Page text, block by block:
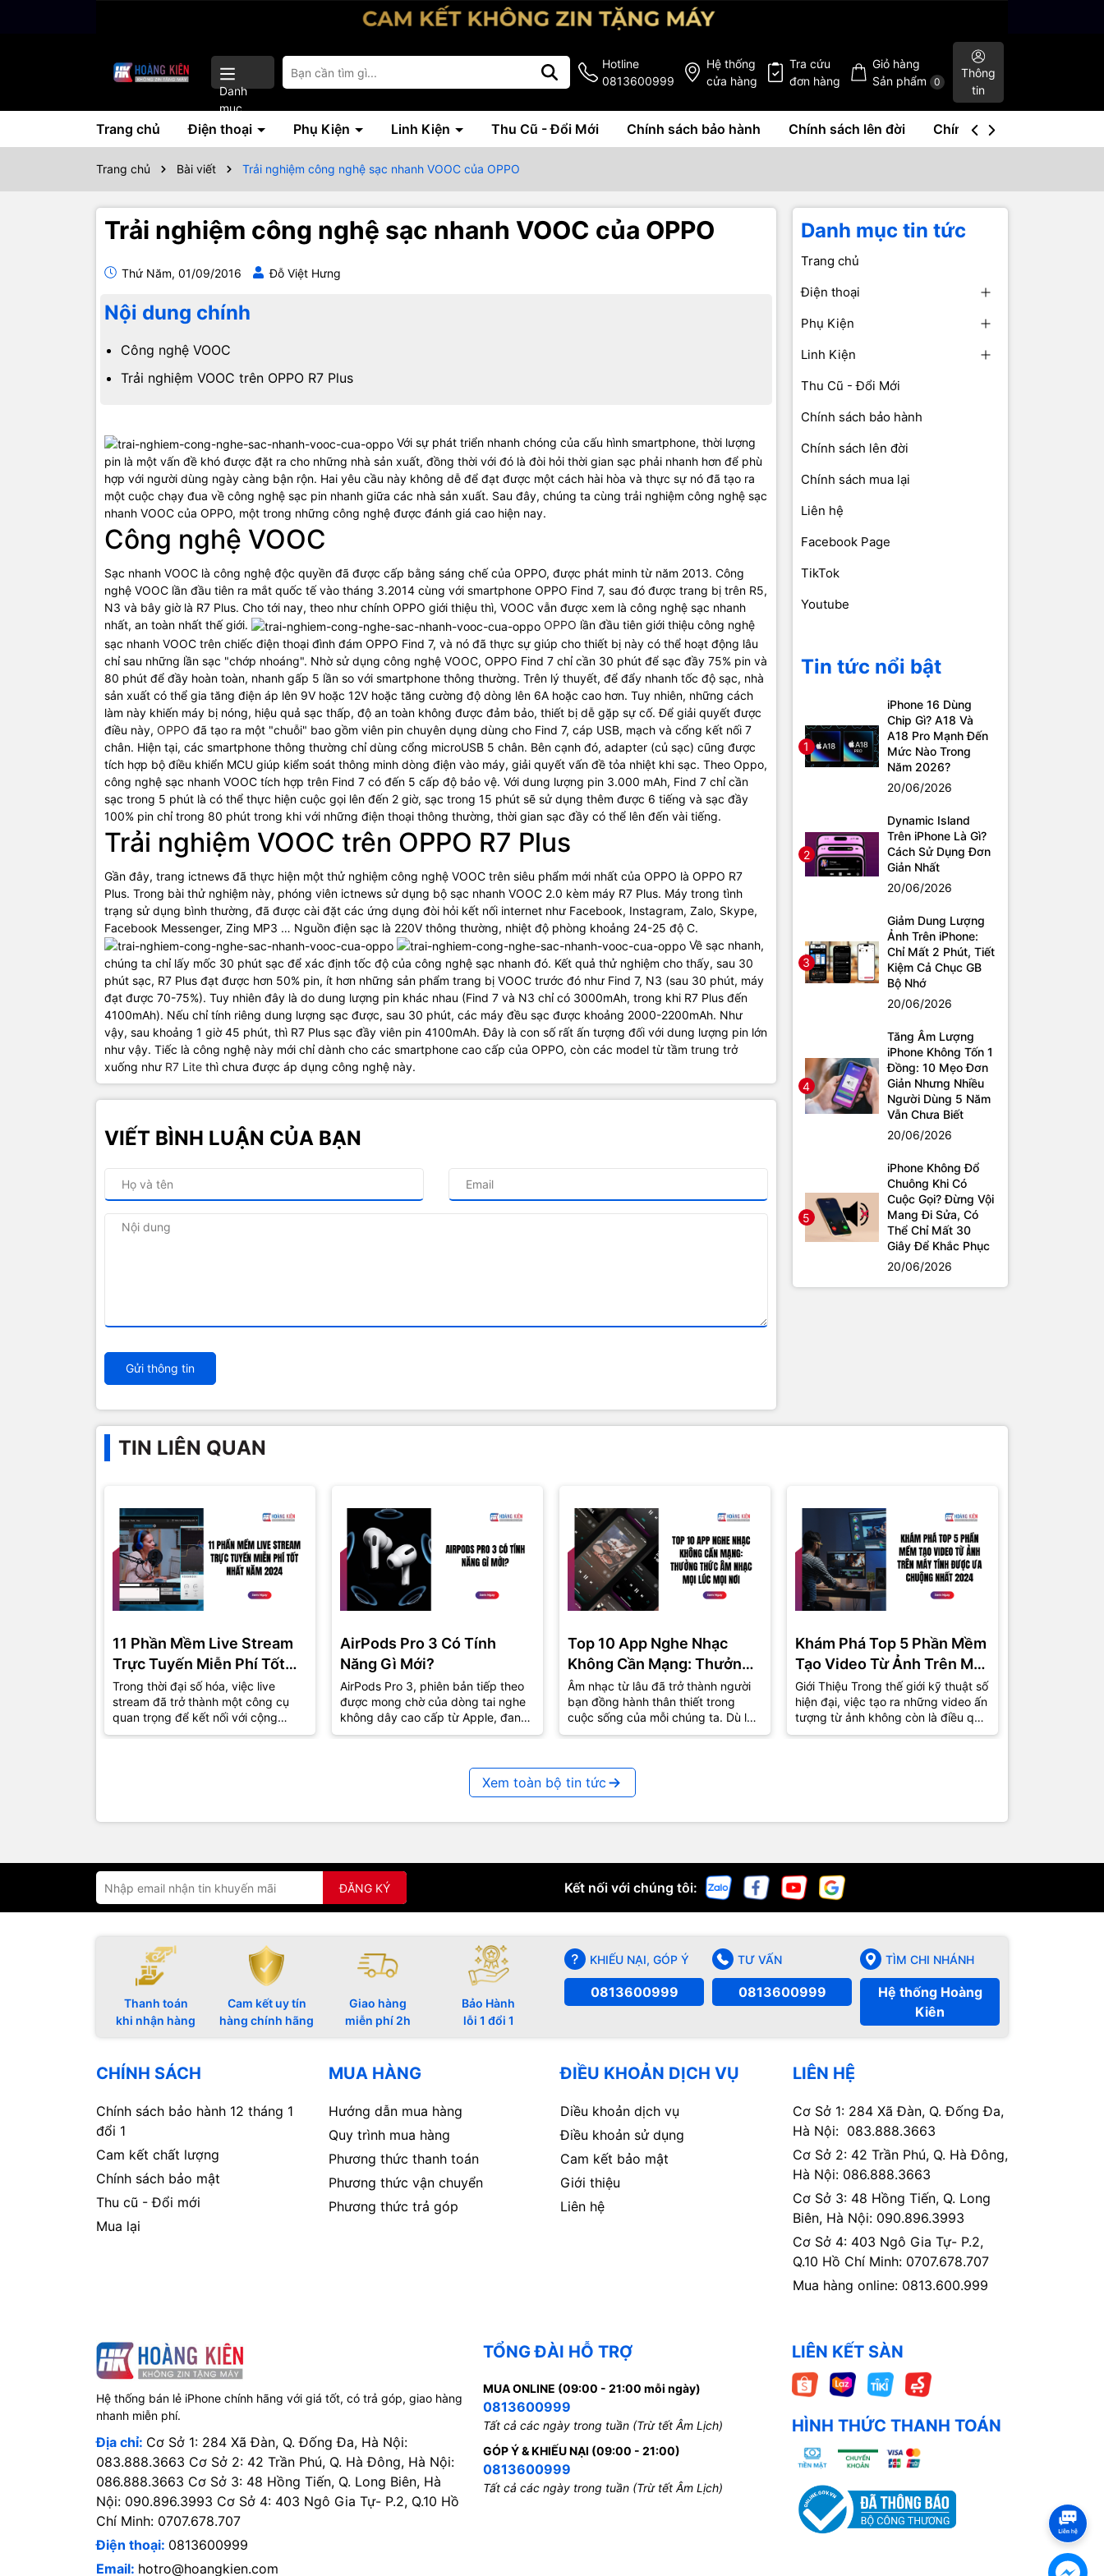
Danh
mục
Hotline
0813600999
Hệ thống
cửa hàng
Tra cứu
đơn hàng
Giỏ hàng
Sản phẩm
0
Thông
tin
Trang chủ Điện thoại Phụ Kiện Linh Kiện Thu Cũ - Đổi Mới Chính sách bảo hành Chính sách lên đời Chính sách mua lại
Trang chủ Bài viết Trải nghiệm công nghệ sạc nhanh VOOC của OPPO
Trải nghiệm công nghệ sạc nhanh VOOC của OPPO
Thứ Năm, 01/09/2016 Đỗ Việt Hưng
Nội dung chính
Công nghệ VOOC
Trải nghiệm VOOC trên OPPO R7 Plus
Với sự phát triển nhanh chóng của cấu hình smartphone, thời lượng
pin là một vấn đề khó được đặt ra cho những nhà sản xuất, đồng thời với đó là đòi hỏi thời gian sạc phải nhanh hơn để phù
hợp với người dùng ngày càng bận rộn. Hai yêu cầu này không dễ để đạt được một cách hài hòa và thực sự nó đã tạo ra
một cuộc chạy đua về công nghệ sạc pin nhanh giữa các nhà sản xuất. Sau đây, chúng ta cùng trải nghiệm công nghệ sạc
nhanh VOOC của OPPO, một trong những công nghệ được đánh giá cao hiện nay.
Công nghệ VOOC
Sạc nhanh VOOC là công nghệ độc quyền đã được cấp bằng sáng chế của OPPO, được phát minh từ năm 2013. Công
nghệ VOOC lần đầu tiên ra mắt quốc tế vào tháng 3.2014 cùng với smartphone OPPO Find 7, sau đó được trang bị trên R5,
N3 và bây giờ là R7 Plus. Cho tới nay, theo như chính OPPO giới thiệu thì, VOOC vẫn được xem là công nghệ sạc nhanh
nhất, an toàn nhất thế giới.
OPPO lần đầu tiên giới thiệu công nghệ
sạc nhanh VOOC trên chiếc điện thoại đình đám OPPO Find 7, và nó đã thực sự giúp cho thiết bị này có thể hoạt động lâu
chỉ sau những lần sạc "chớp nhoáng". Nhờ sử dụng công nghệ VOOC, OPPO Find 7 chỉ cần 30 phút để sạc đầy 75% pin và
80 phút để đầy hoàn toàn, nhanh gấp 5 lần so với smartphone thông thường. Trên lý thuyết, để đẩy nhanh tốc độ sạc, nhà
sản xuất có thể gia tăng điện áp lên 9V hoặc 12V hoặc tăng cường độ dòng lên 6A hoặc cao hơn. Tuy nhiên, những cách
làm này khiến máy bị nóng, hiệu quả sạc thấp, độ an toàn không được đảm bảo, thiết bị dễ gặp sự cố. Để giải quyết được
điều này, OPPO đã tạo ra một "chuỗi" bao gồm viên pin chuyên dụng dùng cho Find 7, cáp USB, mạch và cổng kết nối 7
chân. Hiện tại, các smartphone thông thường chỉ dùng cổng microUSB 5 chân. Bên cạnh đó, adapter (củ sạc) cũng được
tích hợp bộ điều khiển MCU giúp kiểm soát thông minh dòng điện vào máy, giải quyết vấn đề tỏa nhiệt khi sạc. Theo Oppo,
công nghệ sạc nhanh VOOC tích hợp trên Find 7 có đến 5 cấp độ bảo vệ. Với dung lượng pin 3.000 mAh, Find 7 chỉ cần
sạc trong 5 phút là có thể thực hiện cuộc gọi lên đến 2 giờ, sạc trong 15 phút sẽ sử dụng thêm được 6 tiếng và sạc đầy
100% pin chỉ trong 80 phút trong khi với những điện thoại thông thường, thời gian sạc đầy có thể lên đến vài tiếng.
Trải nghiệm VOOC trên OPPO R7 Plus
Gần đây, trang ictnews đã thực hiện một thử nghiệm công nghệ VOOC trên siêu phẩm mới nhất của OPPO là OPPO R7
Plus. Trong bài thử nghiệm này, phóng viên ictnews sử dụng bộ sạc nhanh VOOC 2.0 kèm máy R7 Plus. Máy trong tình
trạng sử dụng bình thường, đã được cài đặt các ứng dụng đòi hỏi kết nối internet như Facebook, Instagram, Zalo, Skype,
Facebook Messenger, Zing MP3 … Nguồn điện sạc là 220V thông thường, nhiệt độ phòng khoảng 24-25 độ C.
Về sạc nhanh,
chúng ta chỉ lấy mốc 30 phút sạc để xác định tốc độ của công nghệ sạc nhanh đó. Kết quả thử nghiệm cho thấy, sau 30
phút sạc, R7 Plus đạt được hơn 50% pin, ít hơn những sản phẩm trang bị VOOC trước đó như Find 7, N3 (sau 30 phút, máy
đạt được 70-75%). Tuy nhiên đây là do dung lượng pin khác nhau (Find 7 và N3 chỉ có 3000mAh, trong khi R7 Plus đến
4100mAh). Nếu chỉ tính riêng dung lượng sạc được, sau 30 phút, các máy đều sạc được khoảng 2000-2200mAh. Như
vậy, sau khoảng 1 giờ 45 phút, thì R7 Plus sạc đầy viên pin 4100mAh. Đây là con số rất ấn tượng đối với dung lượng pin lớn
như vậy. Tiếc là công nghệ này mới chỉ dành cho các smartphone cao cấp của OPPO, còn các model từ tầm trung trở
xuống như R7 Lite thì chưa được áp dụng công nghệ này.
VIẾT BÌNH LUẬN CỦA BẠN
Gửi thông tin
Danh mục tin tức
Trang chủ
Điện thoại
Phụ Kiện
Linh Kiện
Thu Cũ - Đổi Mới
Chính sách bảo hành
Chính sách lên đời
Chính sách mua lại
Liên hệ
Facebook Page
TikTok
Youtube
Tin tức nổi bật
1
iPhone 16 Dùng
Chip Gì? A18 Và
A18 Pro Mạnh Đến
Mức Nào Trong
Năm 2026?
20/06/2026
2
Dynamic Island
Trên iPhone Là Gì?
Cách Sử Dụng Đơn
Giản Nhất
20/06/2026
3
Giảm Dung Lượng
Ảnh Trên iPhone:
Chỉ Mất 2 Phút, Tiết
Kiệm Cả Chục GB
Bộ Nhớ
20/06/2026
4
Tăng Âm Lượng
iPhone Không Tốn 1
Đồng: 10 Mẹo Đơn
Giản Nhưng Nhiều
Người Dùng 5 Năm
Vẫn Chưa Biết
20/06/2026
5
iPhone Không Đổ
Chuông Khi Có
Cuộc Gọi? Đừng Vội
Mang Đi Sửa, Có
Thể Chỉ Mất 30
Giây Để Khắc Phục
20/06/2026
TIN LIÊN QUAN
11 Phần Mềm Live Stream
Trực Tuyến Miễn Phí Tốt
Nhất Năm 2024
Trong thời đại số hóa, việc live
stream đã trở thành một công cụ
quan trọng để kết nối với cộng
đồng và khán giả. Dù bạn là một
AirPods Pro 3 Có Tính
Năng Gì Mới?
AirPods Pro 3, phiên bản tiếp theo
được mong chờ của dòng tai nghe
không dây cao cấp từ Apple, đang
thu hút sự quan tâm lớn từ cộng
Top 10 App Nghe Nhạc
Không Cần Mạng: Thưởng
Thức Âm Nhạc Mọi Nơi
Âm nhạc từ lâu đã trở thành người
bạn đồng hành thân thiết trong
cuộc sống của mỗi chúng ta. Dù là
lúc vui hay buồn, âm nhạc luôn
Khám Phá Top 5 Phần Mềm
Tạo Video Từ Ảnh Trên Máy
Tính Được Ưa Chuộng Nhất
2024
Giới Thiệu Trong thế giới kỹ thuật số
hiện đại, việc tạo ra những video ấn
tượng từ ảnh không còn là điều quá
xa lạ. Từ những bức ảnh kỷ...
Xem toàn bộ tin tức
ĐĂNG KÝ Kết nối với chúng tôi:
Thanh toán
khi nhận hàng
Cam kết uy tín
hàng chính hãng
Giao hàng
miễn phí 2h
Bảo Hành
lỗi 1 đổi 1
KHIẾU NẠI, GÓP Ý
0813600999
TƯ VẤN
0813600999
TÌM CHI NHÁNH
Hệ thống Hoàng
Kiên
CHÍNH SÁCH
Chính sách bảo hành 12 tháng 1
đổi 1
Cam kết chất lượng
Chính sách bảo mật
Thu cũ - Đổi mới
Mua lại
MUA HÀNG
Hướng dẫn mua hàng
Quy trình mua hàng
Phương thức thanh toán
Phương thức vận chuyển
Phương thức trả góp
ĐIỀU KHOẢN DỊCH VỤ
Diều khoản dịch vụ
Điều khoản sử dụng
Cam kết bảo mật
Giới thiệu
Liên hệ
LIÊN HỆ
Cơ Sở 1: 284 Xã Đàn, Q. Đống Đa,
Hà Nội: 083.888.3663
Cơ Sở 2: 42 Trần Phú, Q. Hà Đông,
Hà Nội: 086.888.3663
Cơ Sở 3: 48 Hồng Tiến, Q. Long
Biên, Hà Nội: 090.896.3993
Cơ Sở 4: 403 Ngô Gia Tự- P.2,
Q.10 Hồ Chí Minh: 0707.678.707
Mua hàng online: 0813.600.999
Hệ thống bán lẻ iPhone chính hãng với giá tốt, có trả góp, giao hàng
nhanh miễn phí.
Địa chỉ: Cơ Sở 1: 284 Xã Đàn, Q. Đống Đa, Hà Nội:
083.888.3663 Cơ Sở 2: 42 Trần Phú, Q. Hà Đông, Hà Nội:
086.888.3663 Cơ Sở 3: 48 Hồng Tiến, Q. Long Biên, Hà
Nội: 090.896.3993 Cơ Sở 4: 403 Ngô Gia Tự- P.2, Q.10 Hồ
Chí Minh: 0707.678.707
Điện thoại: 0813600999
Email: hotro@hoangkien.com
TỔNG ĐÀI HỖ TRỢ
MUA ONLINE (09:00 - 21:00 mỗi ngày)
0813600999
Tất cả các ngày trong tuần (Trừ tết Âm Lịch)
GÓP Ý & KHIẾU NẠI (09:00 - 21:00)
0813600999
Tất cả các ngày trong tuần (Trừ tết Âm Lịch)
LIÊN KẾT SÀN
HÌNH THỨC THANH TOÁN